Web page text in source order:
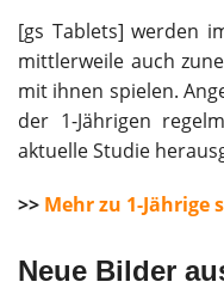
[gs Tablets] werden
mittlerweile auch
mit ihnen spielen.
der 1-Jährigen
aktuelle Studie
>> Mehr zu 1-Jährige
Neue Bilder